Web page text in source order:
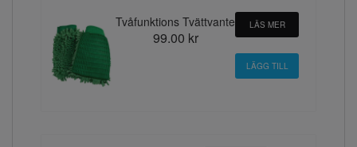
Tvåfunktions Tvättvante
99.00 kr
LÄS MER